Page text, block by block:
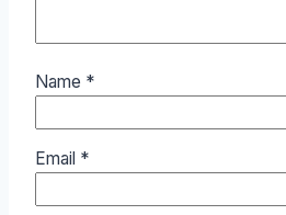
Name *
Email *